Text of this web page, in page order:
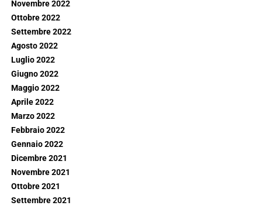
Novembre 2022
Ottobre 2022
Settembre 2022
Agosto 2022
Luglio 2022
Giugno 2022
Maggio 2022
Aprile 2022
Marzo 2022
Febbraio 2022
Gennaio 2022
Dicembre 2021
Novembre 2021
Ottobre 2021
Settembre 2021